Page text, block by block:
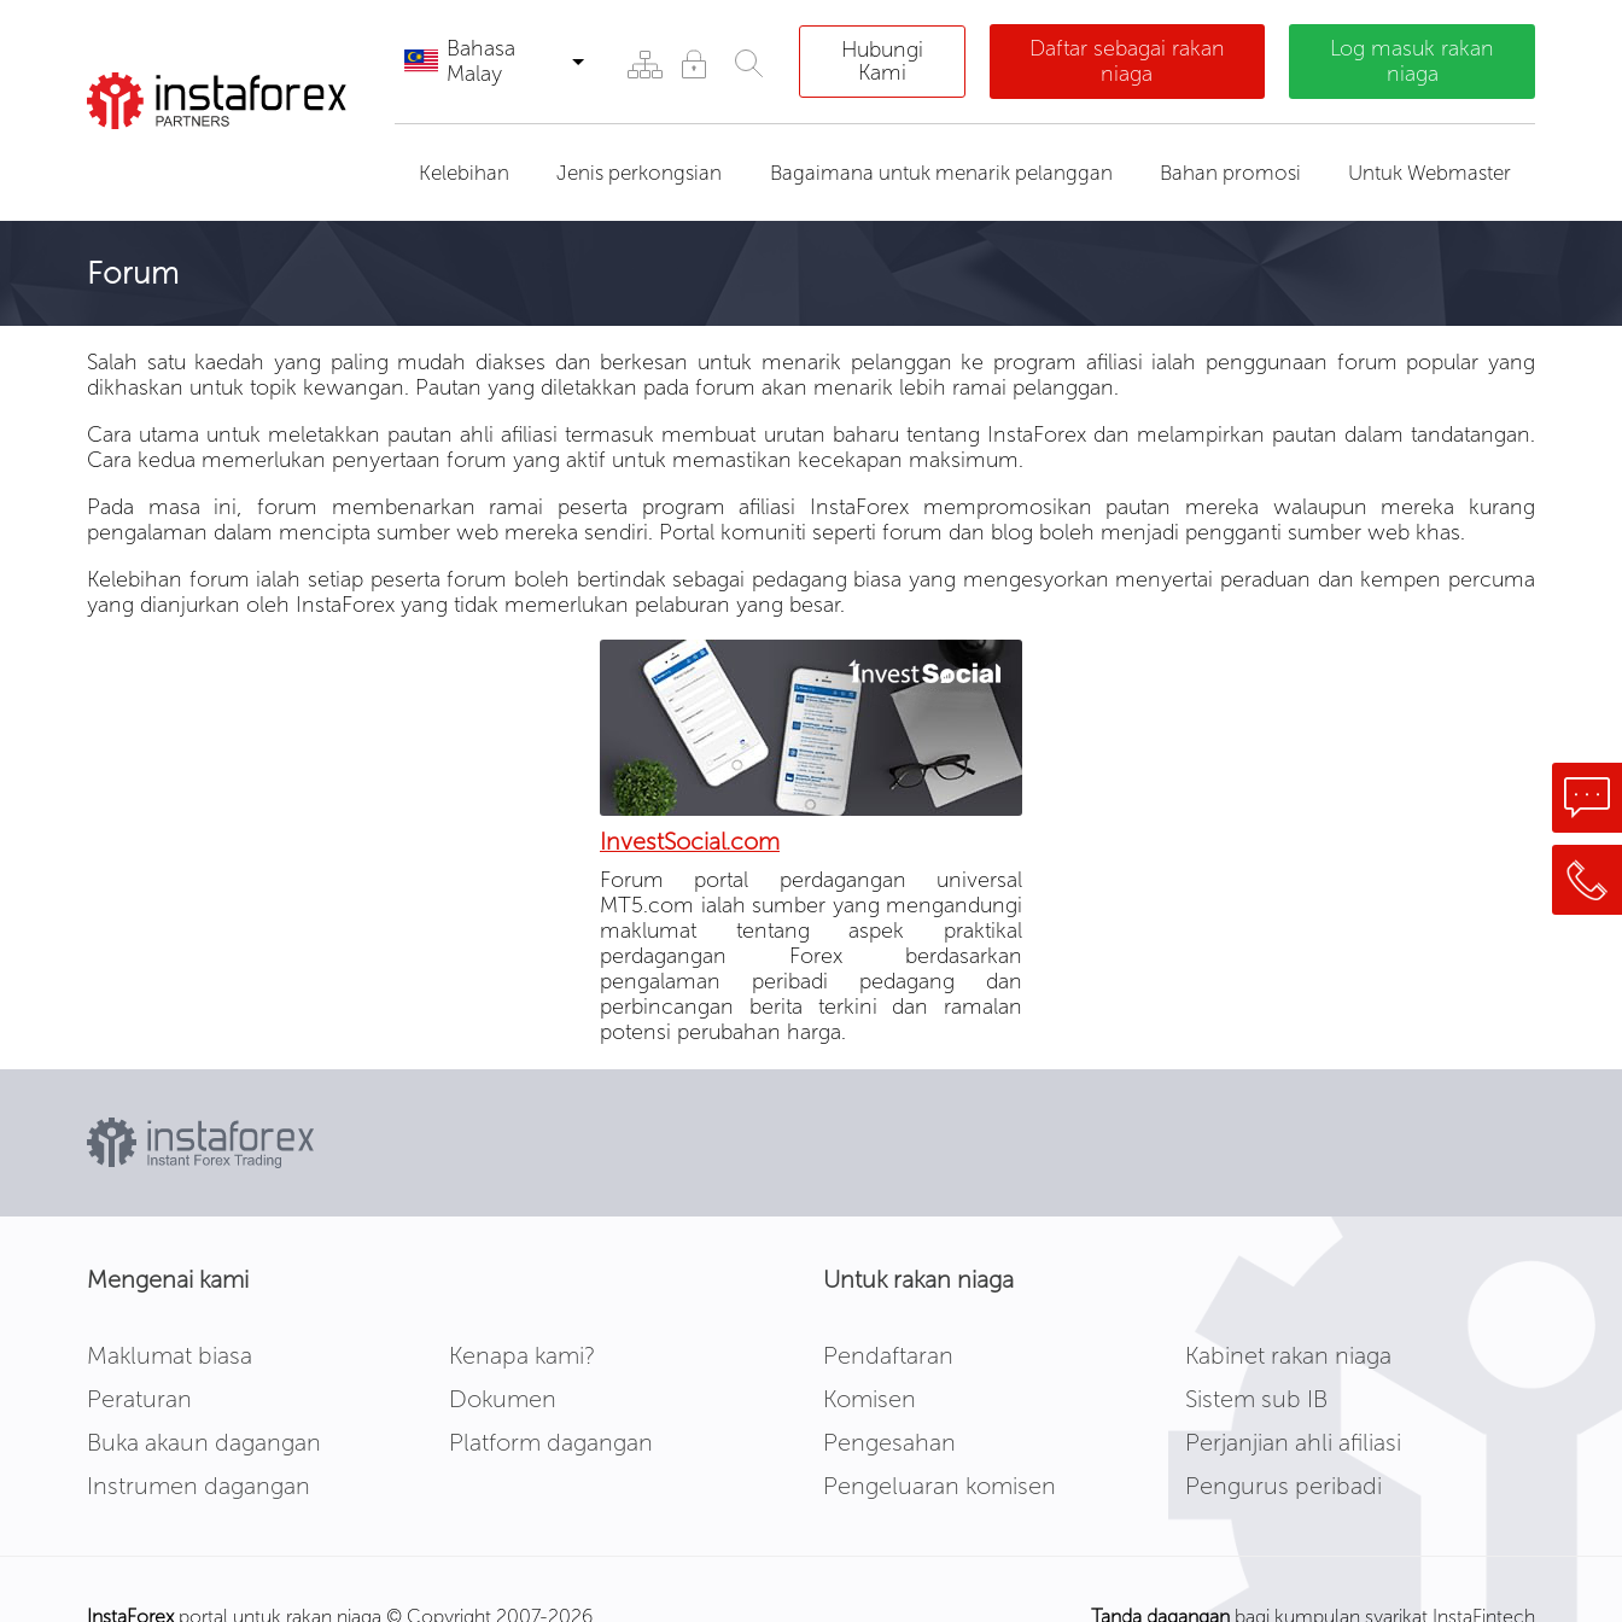
Bahasa
Malay
Hubungi
Kami
Daftar sebagai rakan
niaga
Log masuk rakan
niaga
Kelebihan Jenis perkongsian Bagaimana untuk menarik pelanggan Bahan promosi Untuk Webmaster
Forum
Salah satu kaedah yang paling mudah diakses dan berkesan untuk menarik pelanggan ke program afiliasi ialah penggunaan forum popular yang
dikhaskan untuk topik kewangan. Pautan yang diletakkan pada forum akan menarik lebih ramai pelanggan.
Cara utama untuk meletakkan pautan ahli afiliasi termasuk membuat urutan baharu tentang InstaForex dan melampirkan pautan dalam tandatangan.
Cara kedua memerlukan penyertaan forum yang aktif untuk memastikan kecekapan maksimum.
Pada masa ini, forum membenarkan ramai peserta program afiliasi InstaForex mempromosikan pautan mereka walaupun mereka kurang
pengalaman dalam mencipta sumber web mereka sendiri. Portal komuniti seperti forum dan blog boleh menjadi pengganti sumber web khas.
Kelebihan forum ialah setiap peserta forum boleh bertindak sebagai pedagang biasa yang mengesyorkan menyertai peraduan dan kempen percuma
yang dianjurkan oleh InstaForex yang tidak memerlukan pelaburan yang besar.
InvestSocial.com
Forum portal perdagangan universal
MT5.com ialah sumber yang mengandungi
maklumat tentang aspek praktikal
perdagangan Forex berdasarkan
pengalaman peribadi pedagang dan
perbincangan berita terkini dan ramalan
potensi perubahan harga.
Mengenai kami
Maklumat biasa
Kenapa kami?
Peraturan
Dokumen
Buka akaun dagangan
Platform dagangan
Instrumen dagangan
Untuk rakan niaga
Pendaftaran
Kabinet rakan niaga
Komisen
Sistem sub IB
Pengesahan
Perjanjian ahli afiliasi
Pengeluaran komisen
Pengurus peribadi
InstaForexportal untuk rakan niaga © Copyright 2007-2026 Tanda dagangan bagi kumpulan syarikat InstaFintech